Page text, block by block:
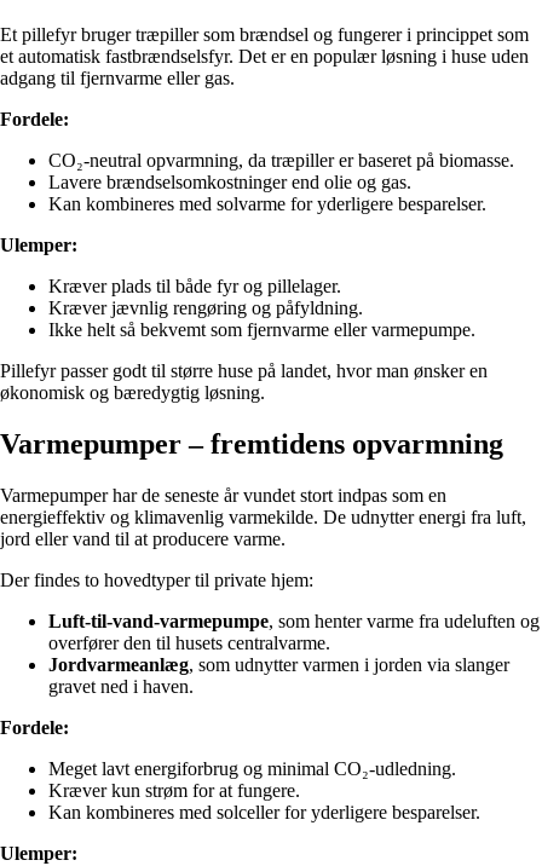
Et pillefyr bruger træpiller som brændsel og fungerer i princippet som
et automatisk fastbrændselsfyr. Det er en populær løsning i huse uden
adgang til fjernvarme eller gas.
Fordele:
CO₂-neutral opvarmning, da træpiller er baseret på biomasse.
Lavere brændselsomkostninger end olie og gas.
Kan kombineres med solvarme for yderligere besparelser.
Ulemper:
Kræver plads til både fyr og pillelager.
Kræver jævnlig rengøring og påfyldning.
Ikke helt så bekvemt som fjernvarme eller varmepumpe.
Pillefyr passer godt til større huse på landet, hvor man ønsker en
økonomisk og bæredygtig løsning.
Varmepumper – fremtidens opvarmning
Varmepumper har de seneste år vundet stort indpas som en
energieffektiv og klimavenlig varmekilde. De udnytter energi fra luft,
jord eller vand til at producere varme.
Der findes to hovedtyper til private hjem:
Luft-til-vand-varmepumpe, som henter varme fra udeluften og
overfører den til husets centralvarme.
Jordvarmeanlæg, som udnytter varmen i jorden via slanger
gravet ned i haven.
Fordele:
Meget lavt energiforbrug og minimal CO₂-udledning.
Kræver kun strøm for at fungere.
Kan kombineres med solceller for yderligere besparelser.
Ulemper: